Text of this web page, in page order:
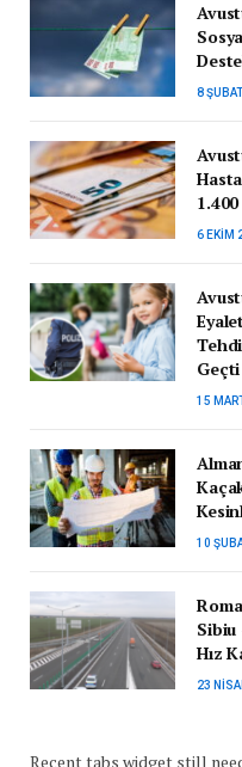
8
6 EKIM
Geçti
15
10
Sibiu
Hız
23
Recent tabs widget still